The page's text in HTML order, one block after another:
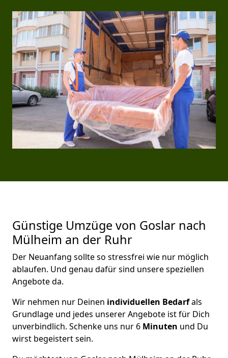
Günstige Umzüge von Goslar nach
Mülheim an der Ruhr
Der Neuanfang sollte so stressfrei wie nur möglich
ablaufen. Und genau dafür sind unsere speziellen
Angebote da.
Wir nehmen nur Deinen individuellen Bedarfals
Grundlage und jedes unserer Angebote ist für Dich
unverbindlich. Schenke uns nur 6 Minuten und Du
wirst begeistert sein.